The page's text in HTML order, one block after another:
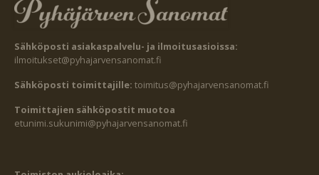
Sähköposti asiakaspalvelu- ja ilmoitusasioissa:
ilmoitukset@pyhajarvensanomat.fi
Sähköposti toimittajille: toimitus@pyhajarvensanomat.fi
Toimittajien sähköpostit muotoa
etunimi.sukunimi@pyhajarvensanomat.fi